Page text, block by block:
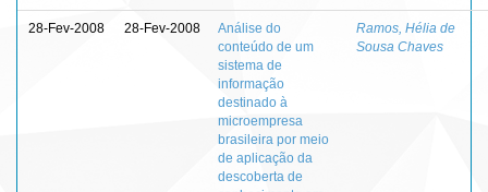
28-Fev-2008 28-Fev-2008
Análise do
conteúdo de um
sistema de
informação
destinado à
microempresa
brasileira por meio
de aplicação da
descoberta de
Ramos, Hélia de
Sousa Chaves